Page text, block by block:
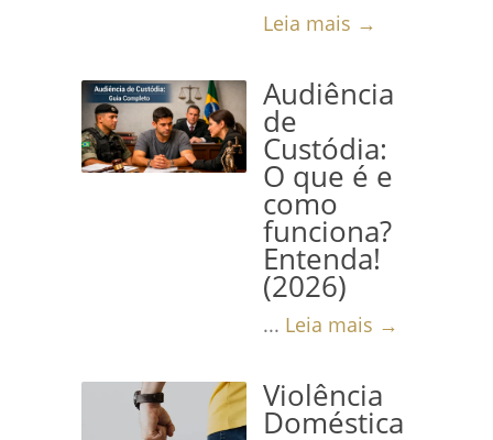
Leia mais →
Audiência
de
Custódia:
O que é e
como
funciona?
Entenda!
(2026)
... Leia mais →
Violência
Doméstica